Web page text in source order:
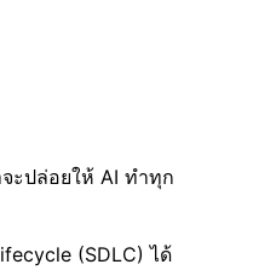
ะปล่อยให้ AI ทำทุก
(SDLC) ได้